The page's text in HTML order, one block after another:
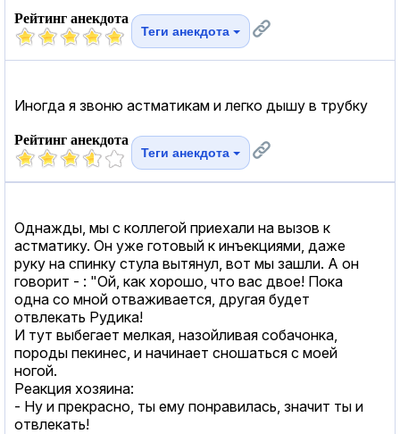
Рейтинг анекдота
Теги анекдота
Иногда я звоню астматикам и легко дышу в трубку
Рейтинг анекдота
Теги анекдота
Однажды, мы с коллегой приехали на вызов к
астматику. Он уже готовый к инъекциями, даже
руку на спинку стула вытянул, вот мы зашли. А он
говорит - : "Ой, как хорошо, что вас двое! Пока
одна со мной отваживается, другая будет
отвлекать Рудика!
И тут выбегает мелкая, назойливая собачонка,
породы пекинес, и начинает сношаться с моей
ногой.
Реакция хозяина:
- Ну и прекрасно, ты ему понравилась, значит ты и
отвлекать!